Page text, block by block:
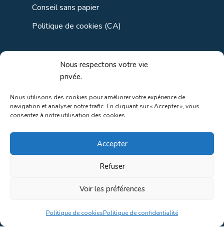
Nous respectons votre vie
privée.
Nous utilisons des cookies pour améliorer votre expérience de
navigation et analyser notre trafic. En cliquant sur « Accepter », vous
consentez à notre utilisation des cookies.
Accepter
Refuser
Voir les préférences
Politique de cookiesPolitique de confidentialité
Conseil sans papier
Politique de cookies (CA)
Liens utiles
Liens régionaux
Liens gouvernements
Liens touristiques
Au coeur de la nature!